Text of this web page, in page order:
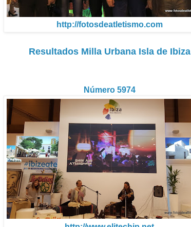
http://fotosdeatletismo.com
Resultados Milla Urbana Isla de Ibiza
Número 5974